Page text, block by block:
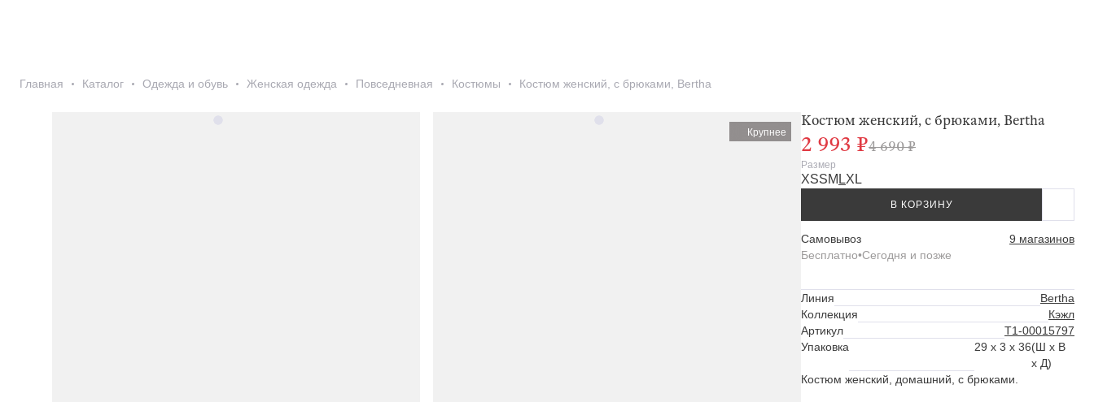
Главная Каталог Одежда и обувь Женская одежда Повседневная Костюмы Костюм женский, с брюками, Bertha
Крупнее
Костюм женский, с брюками, Bertha
2 993 ₽4 690 ₽
Размер
XSSM LXL
В КОРЗИНУ
Самовывоз
9 магазинов
Бесплатно•Сегодня и позже
Линия
Bertha
Коллекция
Кэжл
Артикул
Т1-00015797
Упаковка
29 x 3 x 36(Ш x В
x Д)
Костюм женский, домашний, с брюками.